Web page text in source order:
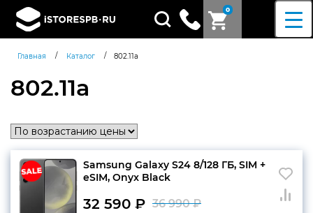
0
Поиск
товаров
Главная / Каталог / 802.11a
802.11a
Samsung Galaxy S24 8/128 ГБ, SIM +
eSIM, Onyx Black
36 990₽
32 590 ₽